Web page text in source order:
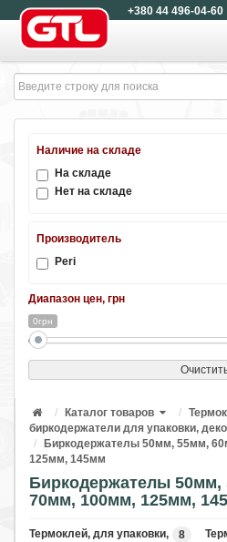
+380 44 496-04-60
Наличие на складе
На складе
Нет на складе
Производитель
Peri
Диапазон цен, грн
0грн
Каталог товаров
биркодержатели для упаковки,
Биркодержателы 50мм, 55мм,
125мм, 145мм
Биркодержателы
70мм, 100мм, 125мм,
8
Термоклей, для упаковки,